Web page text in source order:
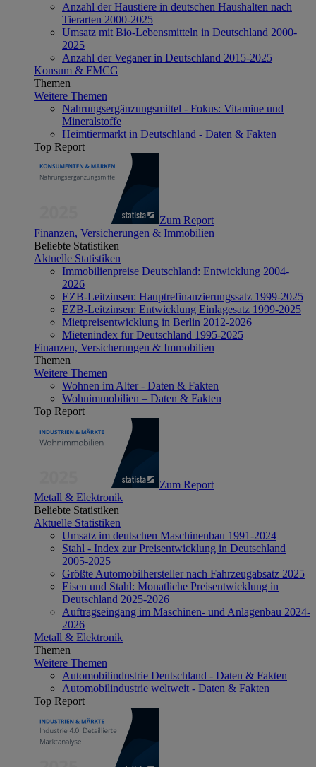
Anzahl der Haustiere in deutschen Haushalten nach
Tierarten 2000-2025
Umsatz mit Bio-Lebensmitteln in Deutschland 2000-
2025
Anzahl der Veganer in Deutschland 2015-2025
Konsum & FMCG
Themen
Weitere Themen
Nahrungsergänzungsmittel - Fokus: Vitamine und
Mineralstoffe
Heimtiermarkt in Deutschland - Daten & Fakten
Top Report
Zum Report
Finanzen, Versicherungen & Immobilien
Beliebte Statistiken
Aktuelle Statistiken
Immobilienpreise Deutschland: Entwicklung 2004-
2026
EZB-Leitzinsen: Hauptrefinanzierungssatz 1999-2025
EZB-Leitzinsen: Entwicklung Einlagesatz 1999-2025
Mietpreisentwicklung in Berlin 2012-2026
Mietenindex für Deutschland 1995-2025
Finanzen, Versicherungen & Immobilien
Themen
Weitere Themen
Wohnen im Alter - Daten & Fakten
Wohnimmobilien – Daten & Fakten
Top Report
Zum Report
Metall & Elektronik
Beliebte Statistiken
Aktuelle Statistiken
Umsatz im deutschen Maschinenbau 1991-2024
Stahl - Index zur Preisentwicklung in Deutschland
2005-2025
Größte Automobilhersteller nach Fahrzeugabsatz 2025
Eisen und Stahl: Monatliche Preisentwicklung in
Deutschland 2025-2026
Auftragseingang im Maschinen- und Anlagenbau 2024-
2026
Metall & Elektronik
Themen
Weitere Themen
Automobilindustrie Deutschland - Daten & Fakten
Automobilindustrie weltweit - Daten & Fakten
Top Report